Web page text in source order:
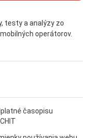
testy a analýzy zo
operátorov.
časopisu